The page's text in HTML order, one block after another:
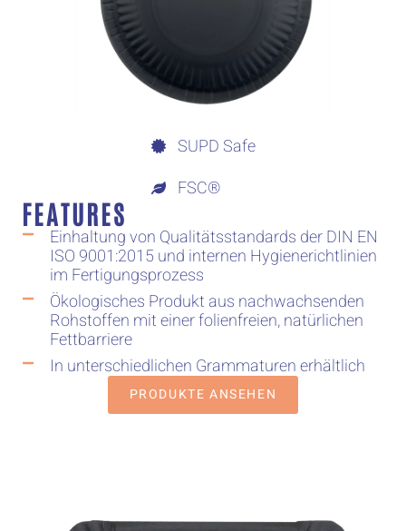
FEATURES
Einhaltung von Qualitätsstandards der DIN EN
ISO 9001:2015 und internen Hygienerichtlinien
im Fertigungsprozess
Ökologisches Produkt aus nachwachsenden
Rohstoffen mit einer folienfreien, natürlichen
Fettbarriere
In unterschiedlichen Grammaturen erhältlich
PRODUKTE ANSEHEN
SUPD Safe
FSC®